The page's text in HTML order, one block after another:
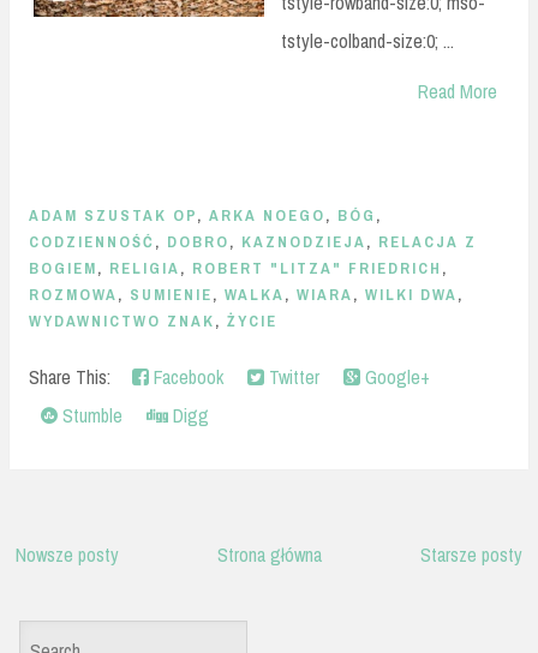
tstyle-colband-size:0; ...
Read More
ADAM SZUSTAK OP, ARKA NOEGO, BÓG ,
CODZIENNOŚĆ , DOBRO, KAZNODZIEJA, RELACJA Z
BOGIEM, RELIGIA, ROBERT "LITZA" FRIEDRICH ,
ROZMOWA, SUMIENIE, WALKA, WIARA, WILKI DWA,
WYDAWNICTWO ZNAK, ŻYCIE
Share This: Facebook Twitter
Google+
Stumble
Digg
Nowsze posty Starsze posty
Strona główna